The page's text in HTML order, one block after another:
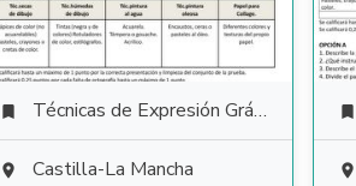
 Técnicas de Expresión Gráfico Plástica
 Castilla-La Mancha

